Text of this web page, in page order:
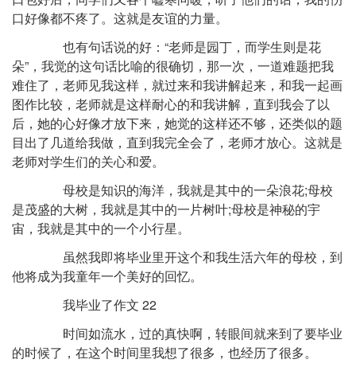
口好像都不疼了。这就是友谊的力量。
也有句话说的好：“老师是园丁，而学生则是花
朵”，我觉的这句话比喻的很确切，那一次，一道难题把我
难住了，老师见我这样，就过来和我讲解起来，和我一起画
图作比较，老师就是这样耐心的和我讲解，直到我会了以
后，她的心好像才放下来，她觉的这样还不够，还类似的题
目出了几道给我做，直到我完全会了，老师才放心。这就是
老师对学生们的关心和爱。
母校是知识的海洋，我就是其中的一朵浪花;母校
是茂盛的大树，我就是其中的一片树叶;母校是神秘的宇
宙，我就是其中的一个小行星。
虽然我即将毕业里开这个和我生活六年的母校，到
他将成为我童年一个美好的回忆。
我毕业了作文 22
时间如流水，过的真快啊，转眼间就来到了要毕业
的时候了，在这个时间里我想了很多，也经历了很多。